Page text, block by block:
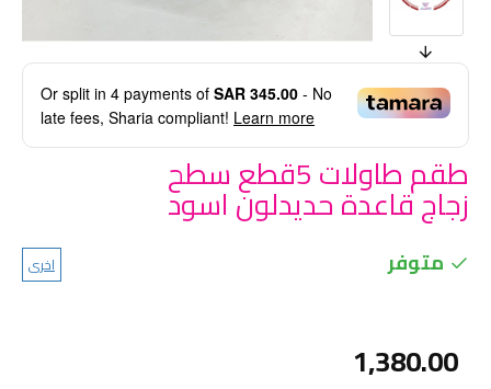
Or split in 4 payments of SAR 345.00 - No
late fees, Sharia compliant! Learn more
طقم طاولات 5قطع سطح
زجاج قاعدة حديدلون اسود
متوفر اخرى
1,380.00